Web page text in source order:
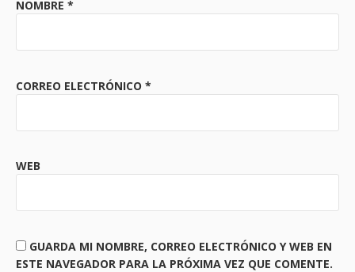
NOMBRE *
CORREO ELECTRÓNICO *
WEB
GUARDA MI NOMBRE, CORREO ELECTRÓNICO Y WEB EN
ESTE NAVEGADOR PARA LA PRÓXIMA VEZ QUE COMENTE.